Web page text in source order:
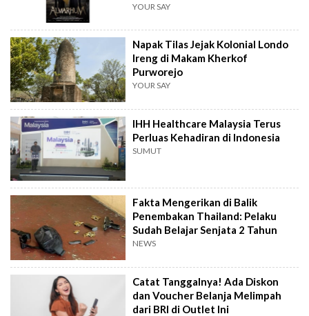
YOUR SAY
Napak Tilas Jejak Kolonial Londo
Ireng di Makam Kherkof
Purworejo
YOUR SAY
IHH Healthcare Malaysia Terus
Perluas Kehadiran di Indonesia
SUMUT
Fakta Mengerikan di Balik
Penembakan Thailand: Pelaku
Sudah Belajar Senjata 2 Tahun
NEWS
Catat Tanggalnya! Ada Diskon
dan Voucher Belanja Melimpah
dari BRI di Outlet Ini